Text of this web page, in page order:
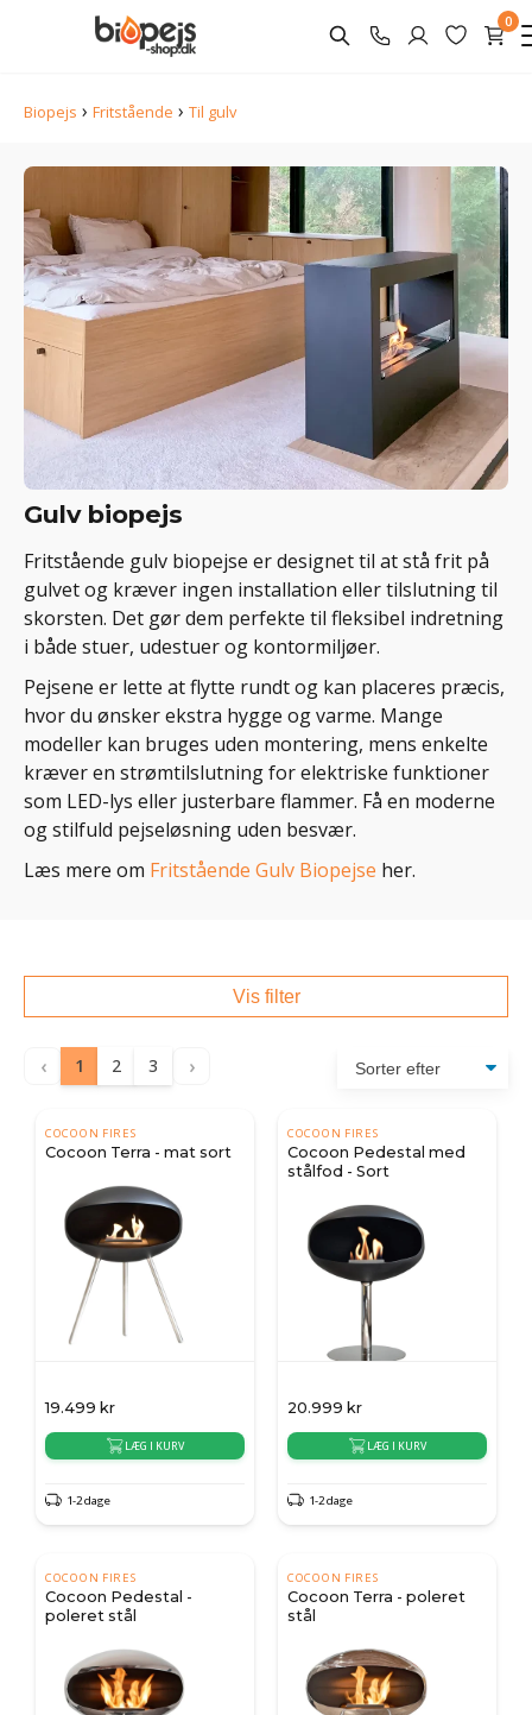
0
Biopejs › Fritstående › Til gulv
Gulv biopejs
Fritstående gulv biopejse er designet til at stå frit på
gulvet og kræver ingen installation eller tilslutning til
skorsten. Det gør dem perfekte til fleksibel indretning
i både stuer, udestuer og kontormiljøer.
Pejsene er lette at flytte rundt og kan placeres præcis,
hvor du ønsker ekstra hygge og varme. Mange
modeller kan bruges uden montering, mens enkelte
kræver en strømtilslutning for elektriske funktioner
som LED-lys eller justerbare flammer. Få en moderne
og stilfuld pejseløsning uden besvær.
Læs mere om Fritstående Gulv Biopejse her.
Vis filter
‹ 1 2 3 ›
COCOON FIRES
Cocoon Terra - mat sort
19.499 kr
LÆG I KURV
1-2 dage
COCOON FIRES
Cocoon Pedestal med
stålfod - Sort
20.999 kr
LÆG I KURV
1-2 dage
COCOON FIRES
Cocoon Pedestal -
poleret stål
COCOON FIRES
Cocoon Terra - poleret
stål